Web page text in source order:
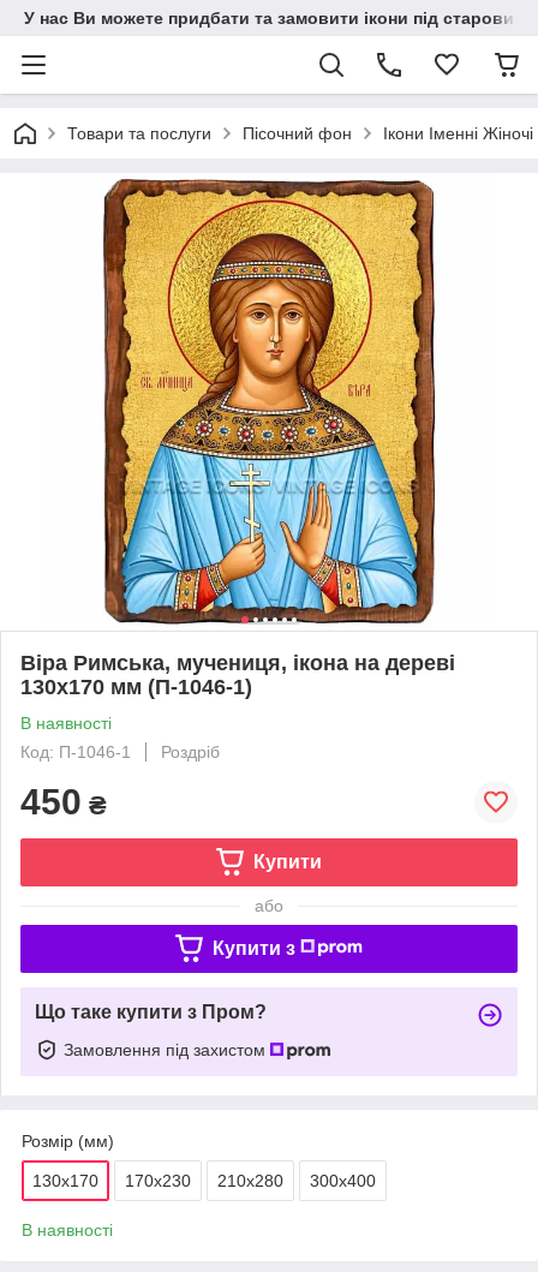
У нас Ви можете придбати та замовити ікони під
Товари та послуги Пісочний фон Ікони Іменні Жіночі
Віра Римська, мучениця, ікона на дереві
130х170 мм (П-1046-1)
В наявності
Код: П-1046-1
Роздріб
450 ₴
Купити
або
Купити з
Що таке купити з Пром?
Замовлення під захистом
Розмір (мм)
130х170 170х230 210х280 300х400
В наявності